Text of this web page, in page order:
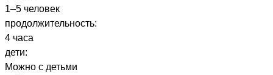
1–5 человек
продолжительность:
4 часа
дети:
Можно с детьми